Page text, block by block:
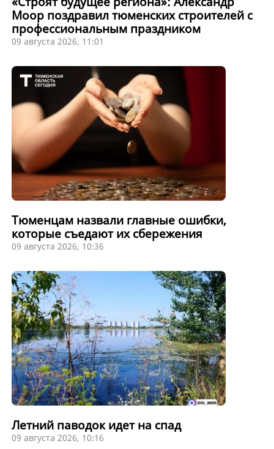
Моор поздравил тюменских строителей с
профессиональным праздником
09 августа 2026, 11:01
Тюменцам назвали главные ошибки,
которые съедают их сбережения
09 августа 2026, 10:36
Летний паводок идет на спад
09 августа 2026, 10:16